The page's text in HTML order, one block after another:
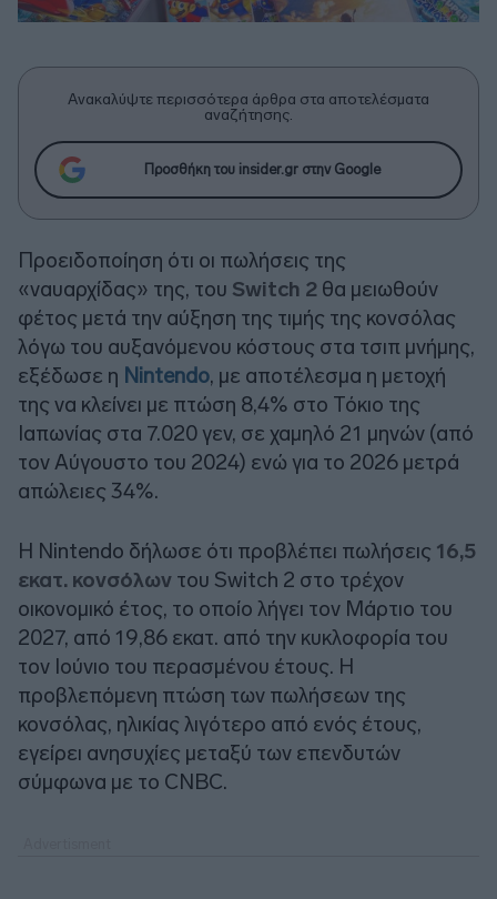
Ανακαλύψτε περισσότερα άρθρα στα αποτελέσματα
αναζήτησης.
Προσθήκη του insider.gr στην Google
Προειδοποίηση ότι οι πωλήσεις της
«ναυαρχίδας» της, του Switch 2 θα μειωθούν
φέτος μετά την αύξηση της τιμής της κονσόλας
λόγω του αυξανόμενου κόστους στα τσιπ μνήμης,
εξέδωσε η Nintendo, με αποτέλεσμα η μετοχή
της να κλείνει με πτώση 8,4% στο Τόκιο της
Ιαπωνίας στα 7.020 γεν, σε χαμηλό 21 μηνών (από
τον Αύγουστο του 2024) ενώ για το 2026 μετρά
απώλειες 34%.
Η Nintendo δήλωσε ότι προβλέπει πωλήσεις 16,5
εκατ. κονσόλων του Switch 2 στο τρέχον
οικονομικό έτος, το οποίο λήγει τον Μάρτιο του
2027, από 19,86 εκατ. από την κυκλοφορία του
τον Ιούνιο του περασμένου έτους. Η
προβλεπόμενη πτώση των πωλήσεων της
κονσόλας, ηλικίας λιγότερο από ενός έτους,
εγείρει ανησυχίες μεταξύ των επενδυτών
σύμφωνα με το CNBC.